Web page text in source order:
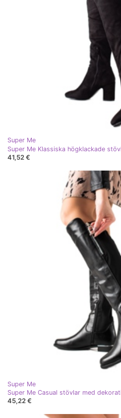
Super Me
Super Me Klassiska högklackade
41,52 €
Super Me
Super Me Casual stövlar med
45,22 €